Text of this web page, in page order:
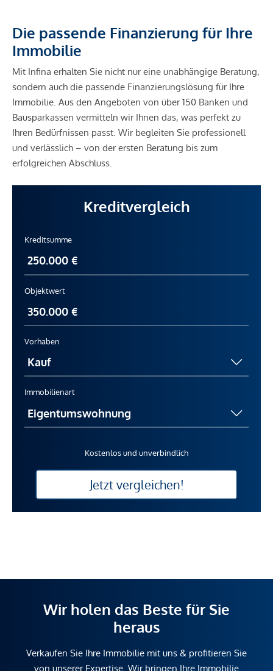
Die passende Finanzierung für Ihre
Immobilie
Mit Infina erhalten Sie nicht nur eine unabhängige Beratung,
sondern auch die passende Finanzierungslösung für Ihre
Immobilie. Aus den Angeboten von über 150 Banken und
Bausparkassen vermitteln wir Ihnen das, was perfekt zu
Ihren Bedürfnissen passt. Wir begleiten Sie professionell
und verlässlich – von der ersten Beratung bis zum
erfolgreichen Abschluss.
Kreditvergleich
Kreditsumme
Objektwert
Vorhaben
Immobilienart
Kostenlos und unverbindlich
Jetzt vergleichen!
Wir holen das Beste für Sie
heraus
Verkaufen Sie Ihre Immobilie mit uns & profitieren Sie
von unserer Expertise. Wir bringen Ihre Immobilie